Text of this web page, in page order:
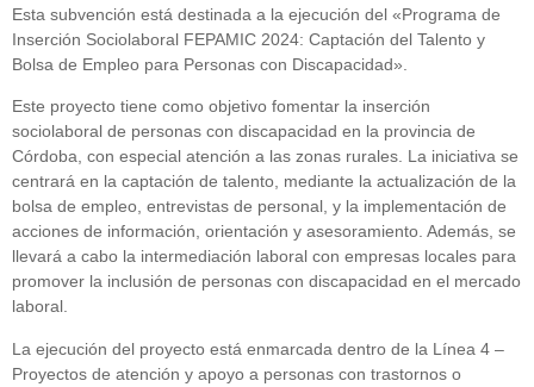
Esta subvención está destinada a la ejecución del «Programa de
Inserción Sociolaboral FEPAMIC 2024: Captación del Talento y
Bolsa de Empleo para Personas con Discapacidad».
Este proyecto tiene como objetivo fomentar la inserción
sociolaboral de personas con discapacidad en la provincia de
Córdoba, con especial atención a las zonas rurales. La iniciativa se
centrará en la captación de talento, mediante la actualización de la
bolsa de empleo, entrevistas de personal, y la implementación de
acciones de información, orientación y asesoramiento. Además, se
llevará a cabo la intermediación laboral con empresas locales para
promover la inclusión de personas con discapacidad en el mercado
laboral.
La ejecución del proyecto está enmarcada dentro de la Línea 4 –
Proyectos de atención y apoyo a personas con trastornos o